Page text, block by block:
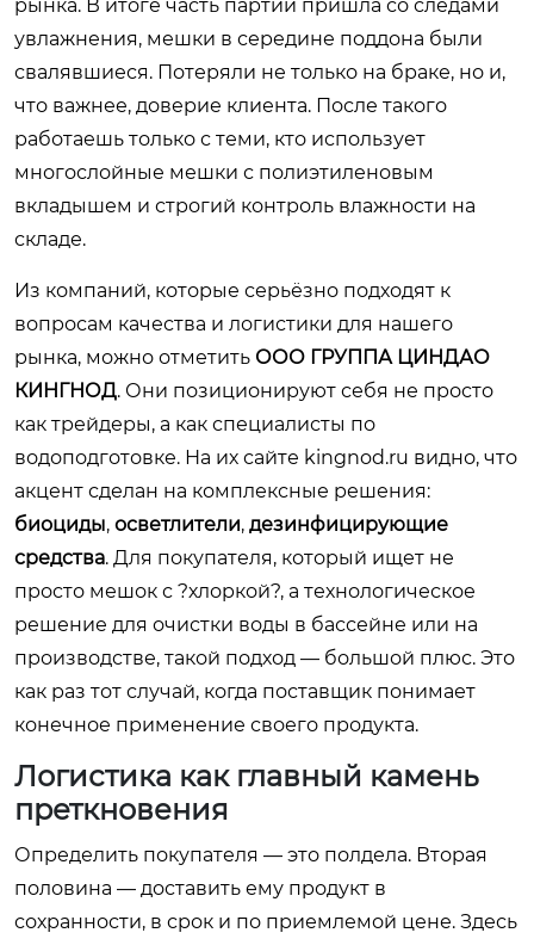
рынка. В итоге часть партии пришла со следами
увлажнения, мешки в середине поддона были
свалявшиеся. Потеряли не только на браке, но и,
что важнее, доверие клиента. После такого
работаешь только с теми, кто использует
многослойные мешки с полиэтиленовым
вкладышем и строгий контроль влажности на
складе.
Из компаний, которые серьёзно подходят к
вопросам качества и логистики для нашего
рынка, можно отметить ООО ГРУППА ЦИНДАО
КИНГНОД. Они позиционируют себя не просто
как трейдеры, а как специалисты по
водоподготовке. На их сайте kingnod.ru видно, что
акцент сделан на комплексные решения:
биоциды, осветлители, дезинфицирующие
средства. Для покупателя, который ищет не
просто мешок с ?хлоркой?, а технологическое
решение для очистки воды в бассейне или на
производстве, такой подход — большой плюс. Это
как раз тот случай, когда поставщик понимает
конечное применение своего продукта.
Логистика как главный камень
преткновения
Определить покупателя — это полдела. Вторая
половина — доставить ему продукт в
сохранности, в срок и по приемлемой цене. Здесь